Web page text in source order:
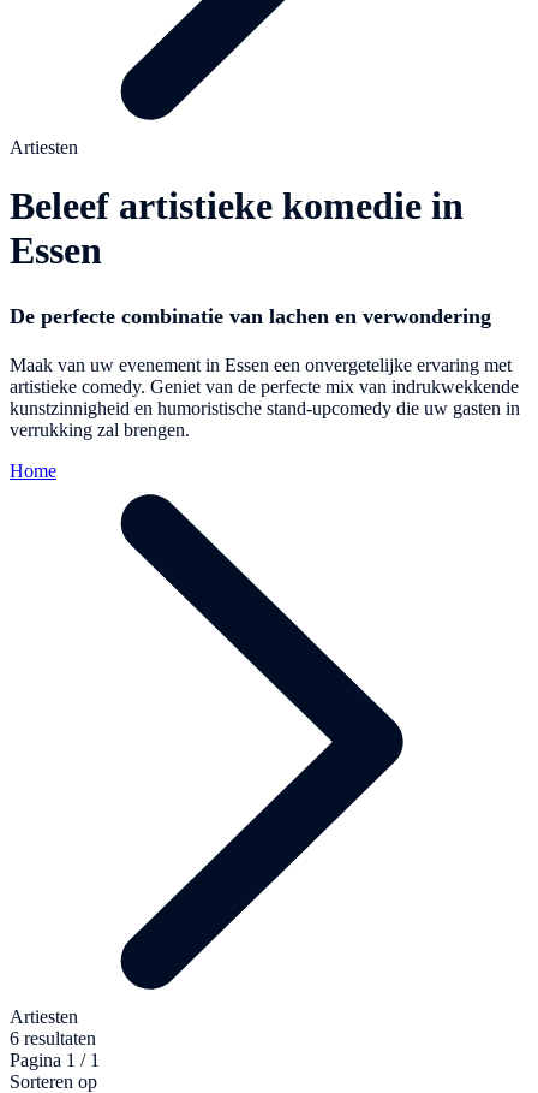
Artiesten
Beleef artistieke komedie in
Essen
De perfecte combinatie van lachen en verwondering
Maak van uw evenement in Essen een onvergetelijke ervaring met
artistieke comedy. Geniet van de perfecte mix van indrukwekkende
kunstzinnigheid en humoristische stand-upcomedy die uw gasten in
verrukking zal brengen.
Home
Artiesten
6 resultaten
Pagina 1 / 1
Sorteren op